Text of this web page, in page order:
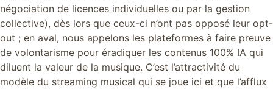
négociation de licences individuelles ou par la gestion
collective), dès lors que ceux-ci n’ont pas opposé leur opt-
out ; en aval, nous appelons les plateformes à faire preuve
de volontarisme pour éradiquer les contenus 100% IA qui
diluent la valeur de la musique. C’est l’attractivité du
modèle du streaming musical qui se joue ici et que l’afflux